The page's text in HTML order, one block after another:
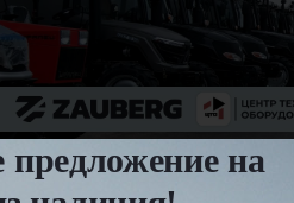
подготовка
на